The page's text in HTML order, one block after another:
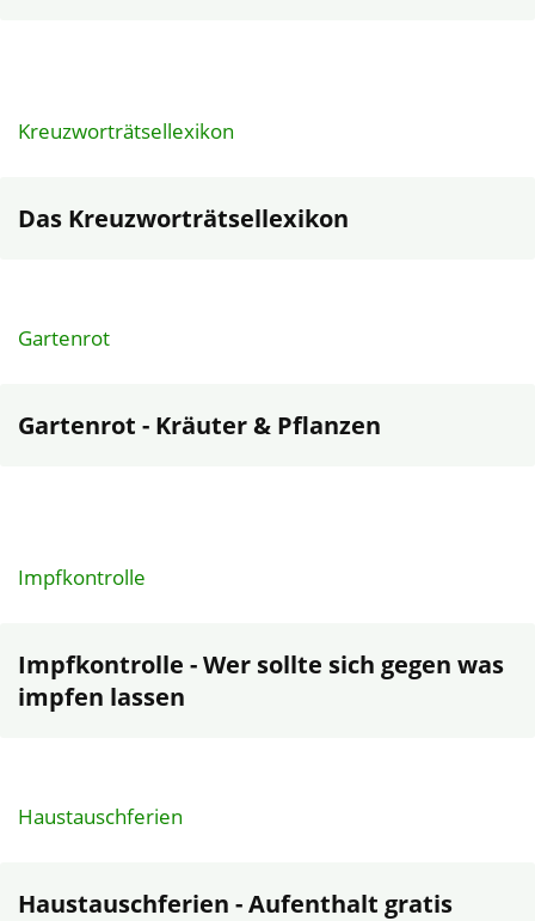
Kreuzworträtsellexikon
Das Kreuzworträtsellexikon
Gartenrot
Gartenrot - Kräuter & Pflanzen
Impfkontrolle
Impfkontrolle - Wer sollte sich gegen was
impfen lassen
Haustauschferien
Haustauschferien - Aufenthalt gratis